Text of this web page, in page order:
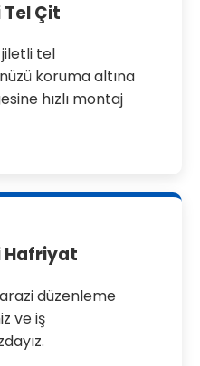
Çit
tel
koruma altına
hızlı montaj
Hafriyat
düzenleme
ve iş